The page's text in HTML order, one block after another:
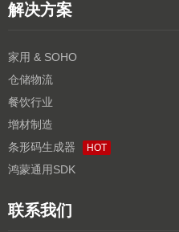
解决方案
家用 & SOHO
仓储物流
餐饮行业
增材制造
条形码生成器
HOT
鸿蒙通用SDK
联系我们